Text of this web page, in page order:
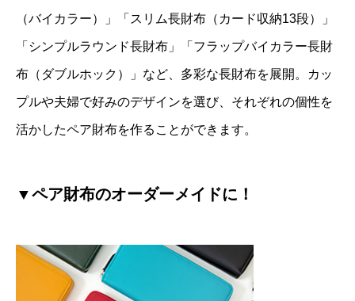
（バイカラー）」「スリム長財布（カード収納13段）」
「シンプルラウンド長財布」「フラップバイカラー長財
布（ダブルホック）」など、多彩な長財布を展開。カッ
プルや夫婦で好みのデザインを選び、それぞれの個性を
活かしたペア財布を作ることができます。
▼ペア財布のオーダーメイドに！